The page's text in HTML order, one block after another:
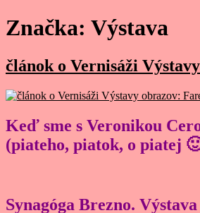
Značka: Výstava
článok o Vernisáži
Keď sme s Veronikou
(piateho, piatok, o piatej
Synagóga Brezno.